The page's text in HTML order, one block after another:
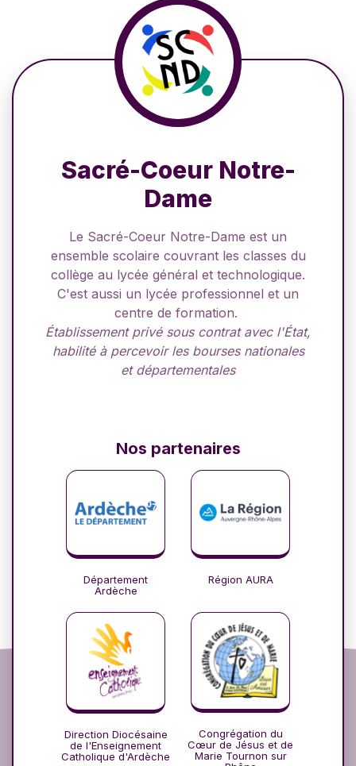
Sacré-Coeur Notre-
Dame
Le Sacré-Coeur Notre-Dame est un
ensemble scolaire couvrant les classes du
collège au lycée général et technologique.
C'est aussi un lycée professionnel et un
centre de formation.
Établissement privé sous contrat avec l'État,
habilité à percevoir les bourses nationales
et départementales
Nos partenaires
Département
Ardèche
Région AURA
Direction Diocésaine
de l'Enseignement
Catholique d'Ardèche
Congrégation du
Cœur de Jésus et de
Marie Tournon sur